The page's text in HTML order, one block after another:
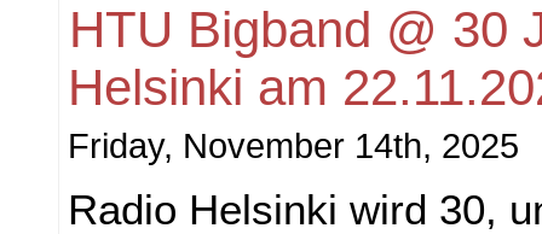
HTU Bigband @ 30
Helsinki am
Friday, November 14th, 2025
Radio Helsinki wird 30,